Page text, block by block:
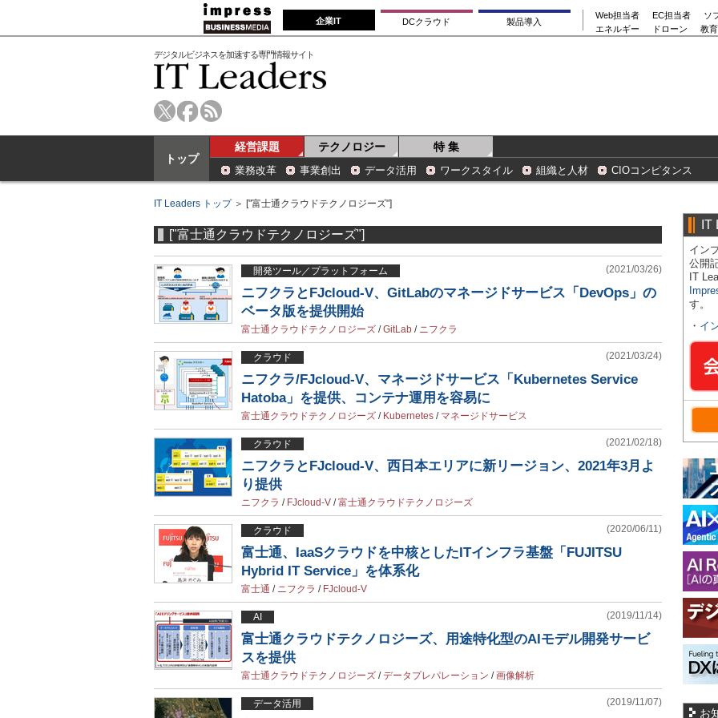
企業IT DCクラウド 製品導入
Web担当者 EC担当者
ソ
エネルギー
ドローン 教
デジタルビジネスを加速する専門情報サイト
トップ
経営課題 テクノロジー 特 集
業務改革 事業創出 データ活用 ワークスタイル 組織と人材 CIOコンピタンス
IT Leaders トップ＞ ["富士通クラウドテクノロジーズ"]
["富士通クラウドテクノロジーズ"]
開発ツール／プラットフォーム (2021/03/26)
ニフクラとFJcloud-V、GitLabのマネージドサービス「DevOps」の
ベータ版を提供開始
富士通クラウドテクノロジーズ /GitLab / ニフクラ
クラウド (2021/03/24)
ニフクラ/FJcloud-V、マネージドサービス「Kubernetes Service
Hatoba」を提供、コンテナ運用を容易に
富士通クラウドテクノロジーズ / Kubernetes / マネージドサービス
クラウド (2021/02/18)
ニフクラとFJcloud-V、西日本エリアに新リージョン、2021年3月よ
り提供
ニフクラ / FJcloud-V /富士通クラウドテクノロジーズ
クラウド (2020/06/11)
富士通、IaaSクラウドを中核としたITインフラ基盤「FUJITSU
Hybrid IT Service」を体系化
富士通 / ニフクラ / FJcloud-V
AI (2019/11/14)
富士通クラウドテクノロジーズ、用途特化型のAIモデル開発サービ
スを提供
富士通クラウドテクノロジーズ /データプレパレーション /画像解析
データ活用 (2019/11/07)
IT
イン
公開
IT
す。
・ イ
お